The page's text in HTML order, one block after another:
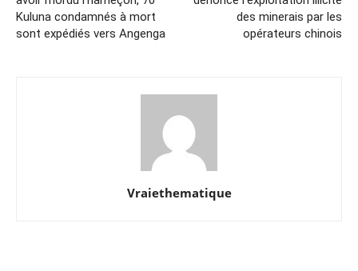
Kuluna condamnés à mort
sont expédiés vers Angenga
des minerais par les
opérateurs chinois
Vraiethematique